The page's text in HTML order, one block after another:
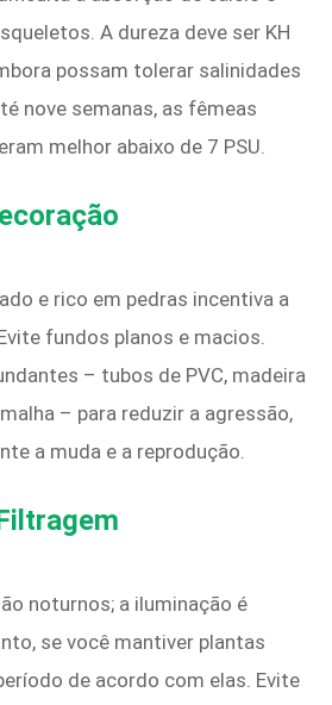
A dureza deve ser KH
possam tolerar salinidades
nove semanas, as fêmeas
melhor abaixo de 7 PSU.
e rico em pedras incentiva a
fundos planos e macios.
– tubos de PVC, madeira
– para reduzir a agressão,
a muda e a reprodução.
noturnos; a iluminação é
se você mantiver plantas
de acordo com elas. Evite